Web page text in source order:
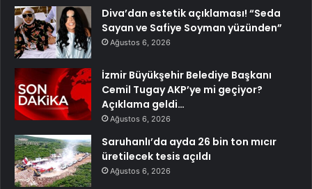
Diva’dan estetik açıklaması! “Seda
Sayan ve Safiye Soyman yüzünden”
Ağustos 6, 2026
İzmir Büyükşehir Belediye Başkanı
Cemil Tugay AKP’ye mi geçiyor?
Açıklama geldi…
Ağustos 6, 2026
Saruhanlı’da ayda 26 bin ton mıcır
üretilecek tesis açıldı
Ağustos 6, 2026